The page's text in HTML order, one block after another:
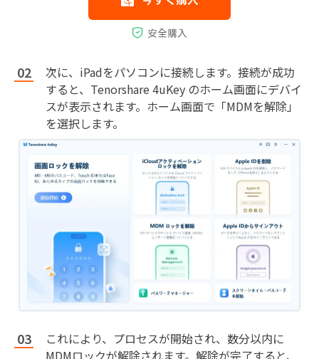
次に、iPadをパソコンに接続します。接続が成功
すると、Tenorshare 4uKey のホーム画面にデバイ
スが表示されます。ホーム画面で「MDMを解除」
を選択します。
これにより、プロセスが開始され、数分以内に
MDMロックが解除されます。解除が完了すると、